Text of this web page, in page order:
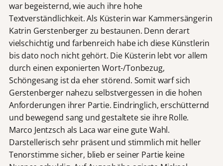
war begeisternd, wie auch ihre hohe
Textverständlichkeit. Als Küsterin war Kammersängerin
Katrin Gerstenberger zu bestaunen. Denn derart
vielschichtig und farbenreich habe ich diese Künstlerin
bis dato noch nicht gehört. Die Küsterin lebt vor allem
durch einen exponierten Wort-/Tonbezug,
Schöngesang ist da eher störend. Somit warf sich
Gerstenberger nahezu selbstvergessen in die hohen
Anforderungen ihrer Partie. Eindringlich, erschütternd
und bewegend sang und gestaltete sie ihre Rolle.
Marco Jentzsch als Laca war eine gute Wahl.
Darstellerisch sehr präsent und stimmlich mit heller
Tenorstimme sicher, blieb er seiner Partie keine